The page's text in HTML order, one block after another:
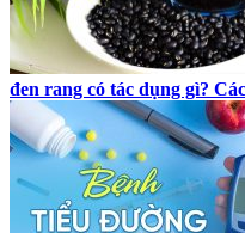
đen rang có tác dụng gì?